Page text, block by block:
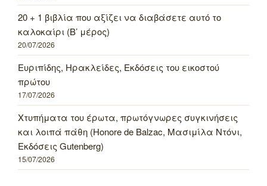
20 + 1 βιβλία που αξίζει να διαβάσετε αυτό το
καλοκαίρι (Β’ μέρος)
20/07/2026
Ευριπίδης, Ηρακλείδες, Εκδόσεις του εικοστού
πρώτου
17/07/2026
Χτυπήματα του έρωτα, πρωτόγνωρες συγκινήσεις
και λοιπά πάθη (Honore de Balzac, Μασιμίλα Ντόνι,
Εκδόσεις Gutenberg)
15/07/2026